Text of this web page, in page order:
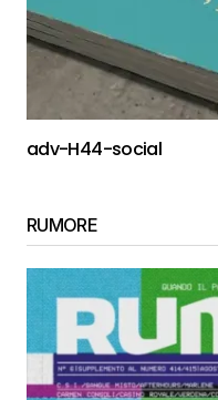
adv-H44-social
RUMORE